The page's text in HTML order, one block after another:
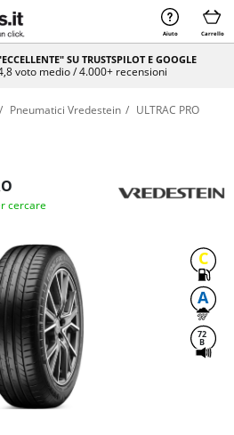
Aiuto Carrello
SU TRUSTSPILOT E GOOGLE
voto medio / 4.000+ recensioni
Pneumatici Vredestein
ULTRAC PRO
cercare
C
A
72
B